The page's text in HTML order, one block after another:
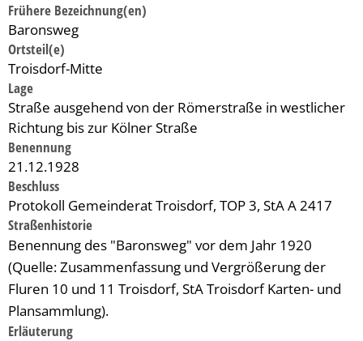
Frühere Bezeichnung(en)
Baronsweg
Ortsteil(e)
Troisdorf-Mitte
Lage
Straße ausgehend von der Römerstraße in westlicher
Richtung bis zur Kölner Straße
Benennung
21.12.1928
Beschluss
Protokoll Gemeinderat Troisdorf, TOP 3, StA A 2417
Straßenhistorie
Benennung des "Baronsweg" vor dem Jahr 1920
(Quelle: Zusammenfassung und Vergrößerung der
Fluren 10 und 11 Troisdorf, StA Troisdorf Karten- und
Plansammlung).
Erläuterung